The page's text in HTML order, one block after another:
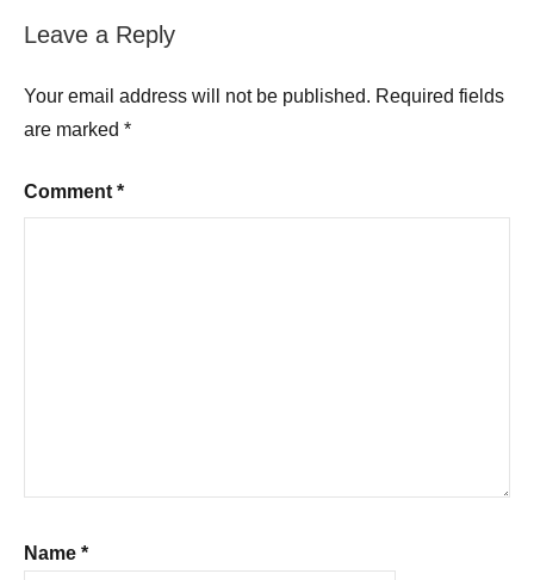
Leave a Reply
Your email address will not be published. Required fields
are marked *
Comment *
Name *